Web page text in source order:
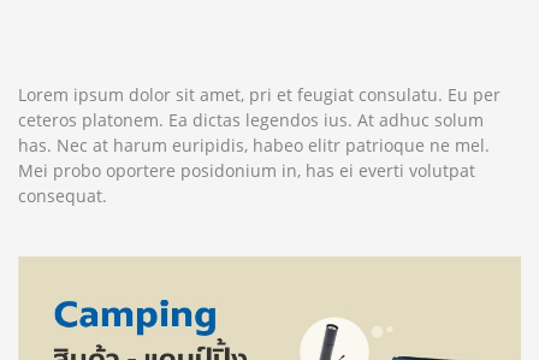
Lorem ipsum dolor sit amet, pri et feugiat consulatu. Eu per
ceteros platonem. Ea dictas legendos ius. At adhuc solum
has. Nec at harum euripidis, habeo elitr patrioque ne mel.
Mei probo oportere posidonium in, has ei everti volutpat
consequat.